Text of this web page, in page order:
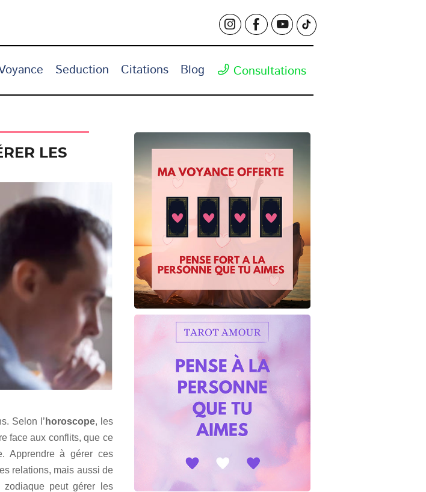
Seduction Citations Blog Consultations
LES
Selon l’ horoscope, les
face aux conflits, que ce
Apprendre à gérer ces
relations, mais aussi de
zodiaque peut gérer les